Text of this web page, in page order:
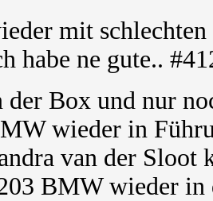
mit
habe ne gute..
der Box und nur
wieder in
van der Sloot
BMW wieder in